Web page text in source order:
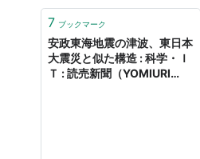
7 ブックマーク
安政東海地震の津波、東日本
大震災と似た構造 : 科学・Ｉ
Ｔ : 読売新聞（YOMIURI